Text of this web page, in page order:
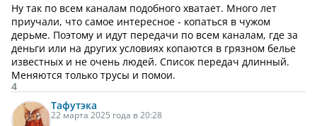
Ну так по всем каналам подобного хватает. Много лет
приучали, что самое интересное - копаться в чужом
дерьме. Поэтому и идут передачи по всем каналам, где за
деньги или на других условиях копаются в грязном белье
известных и не очень людей. Список передач длинный.
Меняются только трусы и помои.
4
Тафутэка
22 марта 2025 года в 20:28